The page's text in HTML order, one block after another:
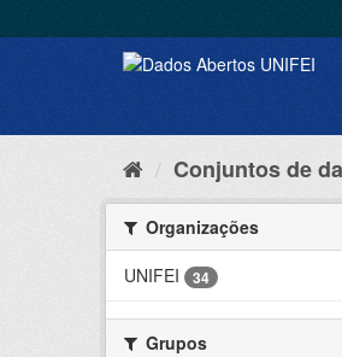
Conjuntos de
Organizações
UNIFEI
34
Grupos